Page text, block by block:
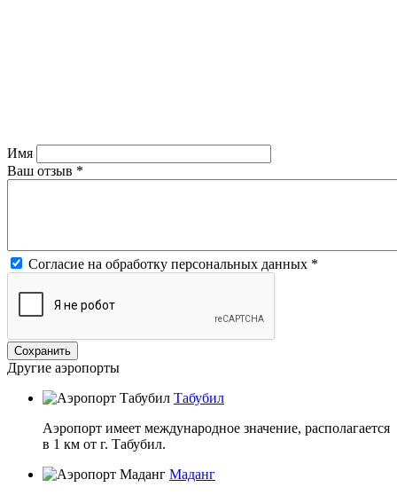
Имя
Ваш отзыв *
Согласие на обработку персональных данных *
Другие аэропорты
Табубил
Аэропорт имеет международное значение, располагается
в 1 км от г. Табубил.
Маданг